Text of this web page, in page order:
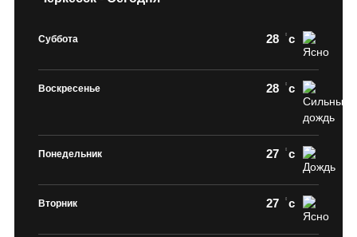
Суббота 28 c
Воскресенье 28 c
Понедельник 27 c
Вторник 27 c